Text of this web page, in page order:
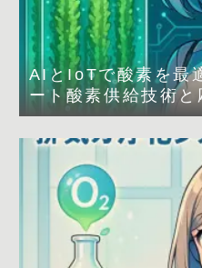
AIとIoTで酸素を最
ート酸素供給技術